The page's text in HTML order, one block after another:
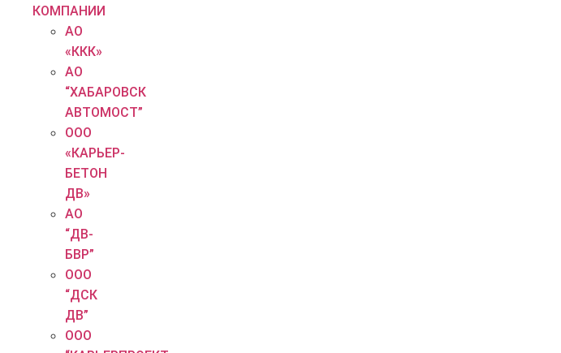
КОМПАНИИ
АО
«ККК»
АО
“ХАБАРОВСК
АВТОМОСТ”
ООО
«КАРЬЕР-
БЕТОН
ДВ»
АО
“ДВ-
БВР”
ООО
“ДСК
ДВ”
ООО